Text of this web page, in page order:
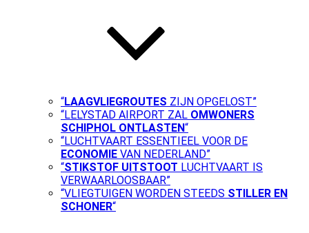
“LAAGVLIEGROUTES ZIJN OPGELOST”
“LELYSTAD AIRPORT ZAL OMWONERS
SCHIPHOL ONTLASTEN“
“LUCHTVAART ESSENTIEEL VOOR DE
ECONOMIE VAN NEDERLAND”
“STIKSTOF UITSTOOT LUCHTVAART IS
VERWAARLOOSBAAR”
“VLIEGTUIGEN WORDEN STEEDS STILLER EN
SCHONER“